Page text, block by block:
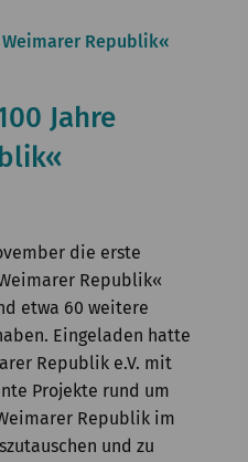
Republik«
Jahre
die erste
Republik«
etwa 60 weitere
Eingeladen hatte
Republik e.V. mit
Projekte rund um
Republik im
und zu